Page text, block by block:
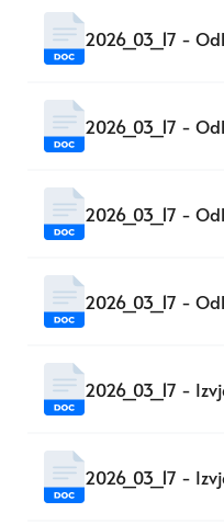
2026_03_17 -
2026_03_17 -
2026_03_17 -
2026_03_17 -
2026_03_17 -
2026_03_17 -